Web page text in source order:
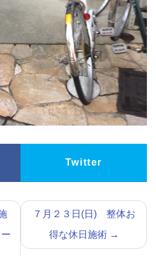
Twitter
７月２３日(日) 整体お
得な休日施術 →